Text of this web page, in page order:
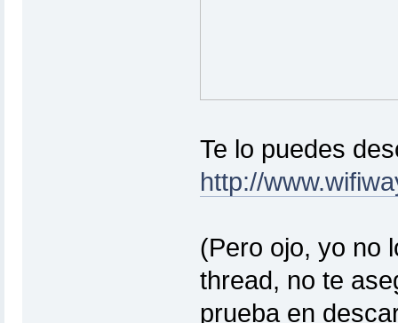
Te lo puedes
http://
(Pero ojo, yo no
thread, no te
prueba en